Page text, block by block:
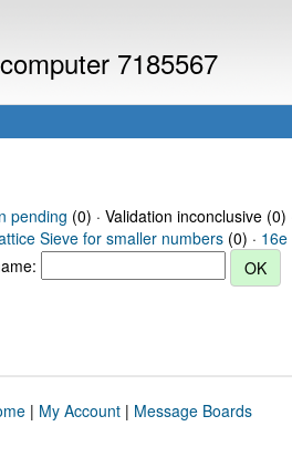
7185567
pending (0) · Validation inconclusive (0)
Sieve for smaller numbers (0) ·
| My Account| Message Boards